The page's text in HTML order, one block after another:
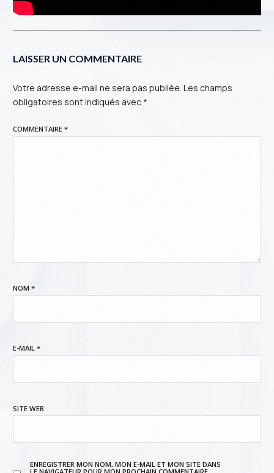
LAISSER UN COMMENTAIRE
Votre adresse e-mail ne sera pas publiée. Les champs
obligatoires sont indiqués avec *
COMMENTAIRE*
NOM*
E-MAIL*
SITE WEB
ENREGISTRER MON NOM, MON E-MAIL ET MON SITE DANS